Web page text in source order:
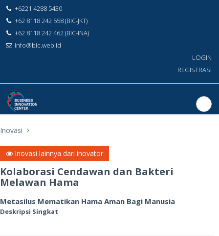
+6221 4288 5430
+62 8118 242 558 (BIC-JKT)
+62 8118 242 462 (BIC-INA)
info@bic.web.id
LOGIN
REGISTRASI
Inovasi
Inovasi lainnya dari inovator
Kolaborasi Cendawan dan Bakteri
Melawan Hama
Metasilus Mematikan Hama Aman Bagi Manusia
Deskripsi Singkat